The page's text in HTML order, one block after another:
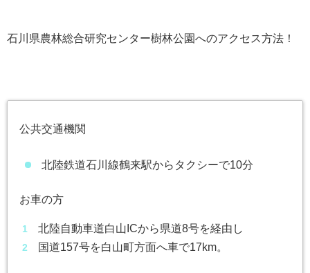
石川県農林総合研究センター樹林公園へのアクセス方法！
公共交通機関
北陸鉄道石川線鶴来駅からタクシーで10分
お車の方
北陸自動車道白山ICから県道8号を経由し
国道157号を白山町方面へ車で17km。